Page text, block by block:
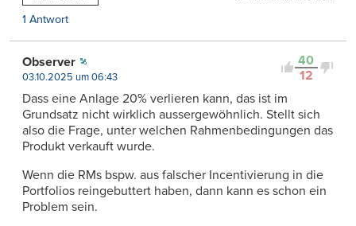
1 Antwort
40
12
Observer
03.10.2025 um 06:43
Dass eine Anlage 20% verlieren kann, das ist im
Grundsatz nicht wirklich aussergewöhnlich. Stellt sich
also die Frage, unter welchen Rahmenbedingungen das
Produkt verkauft wurde.
Wenn die RMs bspw. aus falscher Incentivierung in die
Portfolios reingebuttert haben, dann kann es schon ein
Problem sein.